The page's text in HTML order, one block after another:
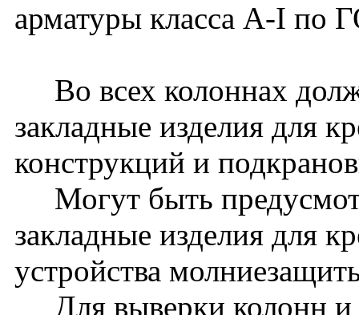
арматуры класса A-I по
Во всех колоннах
закладные изделия для
конструкций и
Могут быть
закладные изделия для
устройства
Для выверки колонн